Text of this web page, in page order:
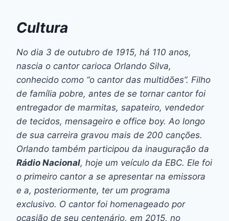
Cultura
No dia 3 de outubro de 1915, há 110 anos,
nascia o cantor carioca Orlando Silva,
conhecido como “o cantor das multidões”. Filho
de família pobre, antes de se tornar cantor foi
entregador de marmitas, sapateiro, vendedor
de tecidos, mensageiro e office boy. Ao longo
de sua carreira gravou mais de 200 canções.
Orlando também participou da inauguração da
Rádio Nacional, hoje um veículo da EBC. Ele foi
o primeiro cantor a se apresentar na emissora
e a, posteriormente, ter um programa
exclusivo. O cantor foi homenageado por
ocasião de seu centenário, em 2015, no